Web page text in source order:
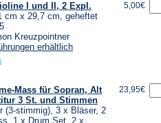
I und II, 2 Expl.
cm x 29,7 cm, geheftet
Kreuzpointner
erhältlich
5,00€
Mass für Sopran, Alt
3 St. und Stimmen
(3-stimmig), 3 x Bläser, 2
1 x Drum Set, 2 x
23,95€